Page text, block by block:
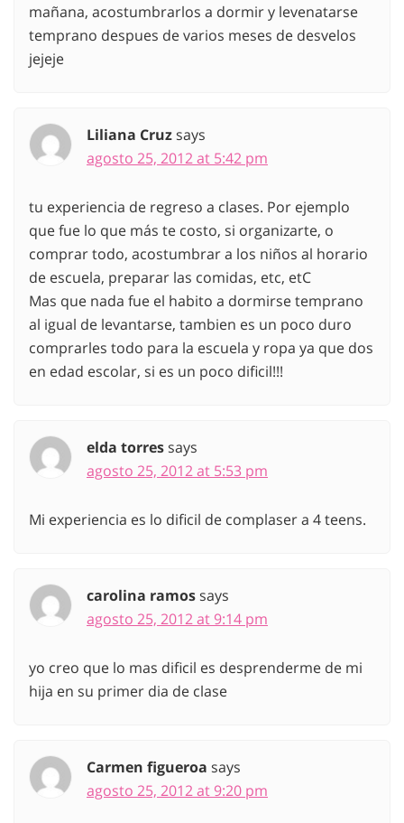
mañana, acostumbrarlos a dormir y levenatarse
temprano despues de varios meses de desvelos
jejeje
Liliana Cruzsays
agosto 25, 2012 at 5:42 pm
tu experiencia de regreso a clases. Por ejemplo
que fue lo que más te costo, si organizarte, o
comprar todo, acostumbrar a los niños al horario
de escuela, preparar las comidas, etc, etC
Mas que nada fue el habito a dormirse temprano
al igual de levantarse, tambien es un poco duro
comprarles todo para la escuela y ropa ya que dos
en edad escolar, si es un poco dificil!!!
elda torressays
agosto 25, 2012 at 5:53 pm
Mi experiencia es lo dificil de complaser a 4 teens.
carolina ramossays
agosto 25, 2012 at 9:14 pm
yo creo que lo mas dificil es desprenderme de mi
hija en su primer dia de clase
Carmen figueroa says
agosto 25, 2012 at 9:20 pm